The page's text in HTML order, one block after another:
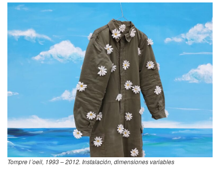
Tompre l´oeil, 1993 – 2012. Instalación, dimensiones variables